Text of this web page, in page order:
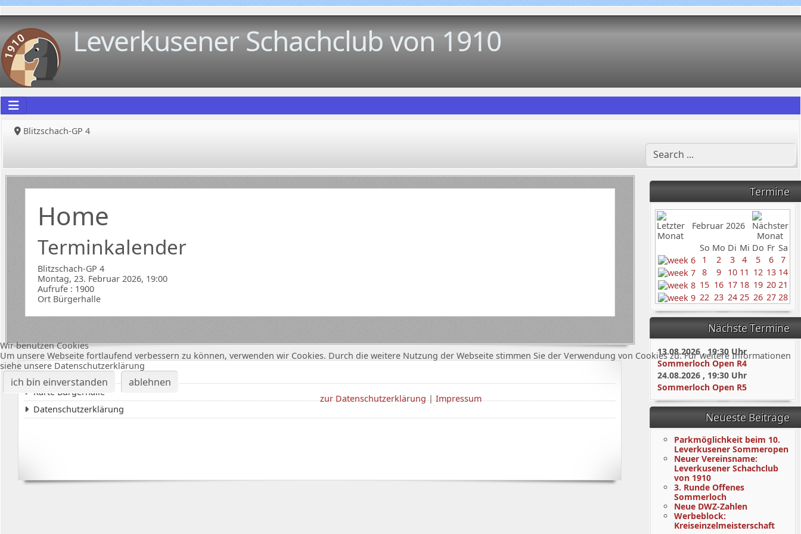
Leverkusener Schachclub von 1910
Blitzschach-GP 4
Termine
Februar 2026
So Mo Di Mi Do Fr Sa
1
2 3 4 5 6
7
8
9 10 11 12 13 14
15 16 17 18 19 20 21
22 23 24 25 26 27 28
Nächste Termine
13.08.2026,19:30Uhr
Sommerloch Open R4
24.08.2026, 19:30Uhr
Sommerloch Open R5
Neueste Beiträge
Parkmöglichkeit beim 10.
Leverkusener Sommeropen
Neuer Vereinsname:
Leverkusener Schachclub
von 1910
3. Runde Offenes
Sommerloch
Neue DWZ-Zahlen
Werbeblock:
Kreiseinzelmeisterschaft
Home
Terminkalender
Blitzschach-GP 4
Montag, 23. Februar 2026, 19:00
Aufrufe: 1900
Ort Bürgerhalle
Impressum
Karte Bürgerhalle
Datenschutzerklärung
Wir benutzen Cookies
Um unsere Webseite fortlaufend verbessern zu können, verwenden wir Cookies. Durch die weitere Nutzung der Webseite stimmen Sie der Verwendung von Cookies zu. Für weitere Informationen
siehe unsere Datenschutzerklärung
ich bin einverstanden ablehnen
zur Datenschutzerklärung|Impressum